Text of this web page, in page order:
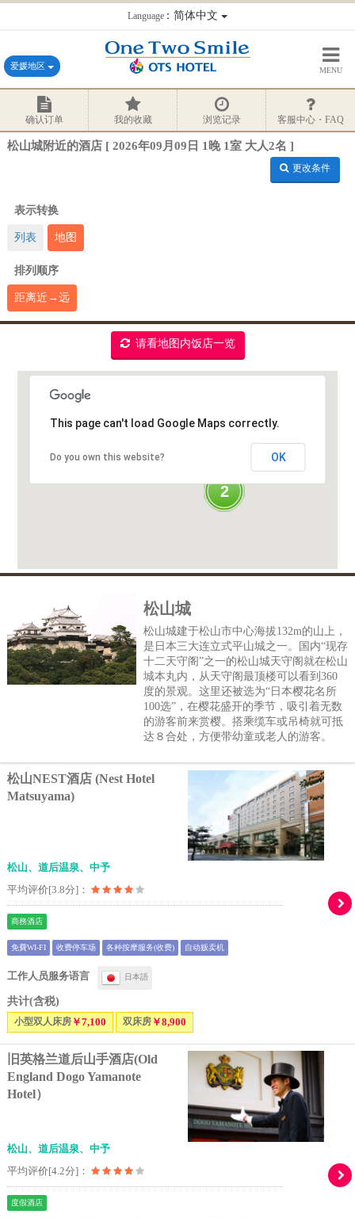
Language：简体中文
爱媛地区 MENU
确认订单 我的收藏 浏览记录 客服中心・FAQ
松山城附近的酒店 [ 2026年09月09日 1晚 1室 大人2名 ]
更改条件
表示转换
列表 地图
排列顺序
距离近→远
请看地图内饭店一览
7
2
This page can't load Google Maps correctly.
Do you own this website? OK
松山城
松山城建于松山市中心海拔132m的山上，
是日本三大连立式平山城之一。国内“现存
十二天守阁”之一的松山城天守阁就在松山
城本丸内，从天守阁最顶楼可以看到360
度的景观。这里还被选为“日本樱花名所
100选”，在樱花盛开的季节，吸引着无数
的游客前来赏樱。搭乘缆车或吊椅就可抵
达８合处，方便带幼童或老人的游客。
松山NEST酒店 (Nest Hotel
Matsuyama)
松山、道后温泉、中予
平均评价[3.8分]：
商務酒店
免費WI-FI 收费停车场 各种按摩服务(收费) 自动贩卖机
工作人员服务语言 日本語
共计(含税)
小型双人床房￥7,100 双床房￥8,900
旧英格兰道后山手酒店(Old
England Dogo Yamanote
Hotel）
松山、道后温泉、中予
平均评价[4.2分]：
度假酒店